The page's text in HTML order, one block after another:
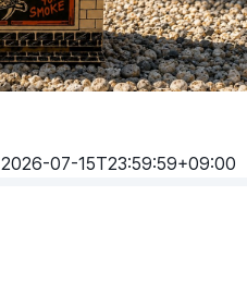
2026-07-15T23:59:59+09:00